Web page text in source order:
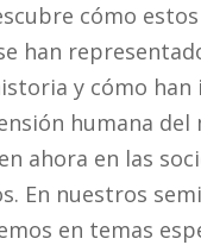
cómo
han
y cómo han
humana del
ahora en las
En nuestros
en temas